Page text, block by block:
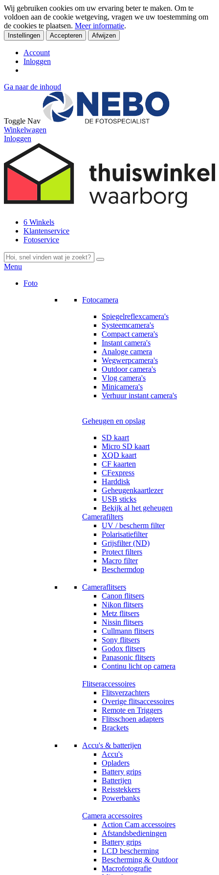
Wij gebruiken cookies om uw ervaring beter te maken. Om te
voldoen aan de cookie wetgeving, vragen we uw toestemming om
de cookies te plaatsen. Meer informatie.
Instellingen Accepteren Afwijzen
Account
Inloggen
Ga naar de inhoud
Toggle Nav
Winkelwagen
Inloggen
6 Winkels
Klantenservice
Fotoservice
Menu
Foto
Fotocamera
Spiegelreflexcamera's
Systeemcamera's
Compact camera's
Instant camera's
Analoge camera
Wegwerpcamera's
Outdoor camera's
Vlog camera's
Minicamera's
Verhuur instant camera's
Geheugen en opslag
SD kaart
Micro SD kaart
XQD kaart
CF kaarten
CFexpress
Harddisk
Geheugenkaartlezer
USB sticks
Bekijk al het geheugen
Camerafilters
UV / bescherm filter
Polarisatiefilter
Grijsfilter (ND)
Protect filters
Macro filter
Beschermdop
Cameraflitsers
Canon flitsers
Nikon flitsers
Metz flitsers
Nissin flitsers
Cullmann flitsers
Sony flitsers
Godox flitsers
Panasonic flitsers
Continu licht op camera
Flitseraccessoires
Flitsverzachters
Overige flitsaccessoires
Remote en Triggers
Flitsschoen adapters
Brackets
Accu's & batterijen
Accu's
Opladers
Battery grips
Batterijen
Reisstekkers
Powerbanks
Camera accessoires
Action Cam accessoires
Afstandsbedieningen
Battery grips
LCD bescherming
Bescherming & Outdoor
Macrofotografie